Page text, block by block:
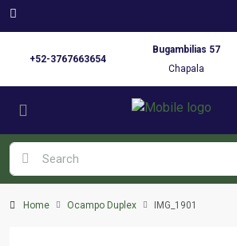
+52-3767663654
Bugambilias 57
Chapala
Home Ocampo Duplex IMG_1901